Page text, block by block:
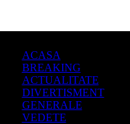
ACASA
BREAKING
ACTUALITATE
DIVERTISMENT
GENERALE
VEDETE